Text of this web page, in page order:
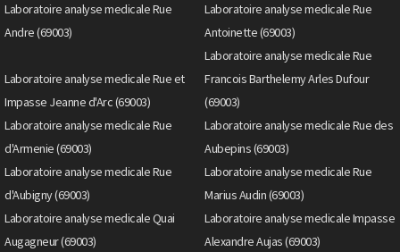
Laboratoire analyse medicale Rue
Andre (69003)
Laboratoire analyse medicale Rue
Antoinette (69003)
Laboratoire analyse medicale Rue et
Impasse Jeanne d'Arc (69003)
Laboratoire analyse medicale Rue
Francois Barthelemy Arles Dufour
(69003)
Laboratoire analyse medicale Rue
d'Armenie (69003)
Laboratoire analyse medicale Rue des
Aubepins (69003)
Laboratoire analyse medicale Rue
d'Aubigny (69003)
Laboratoire analyse medicale Rue
Marius Audin (69003)
Laboratoire analyse medicale Quai
Augagneur (69003)
Laboratoire analyse medicale Impasse
Alexandre Aujas (69003)